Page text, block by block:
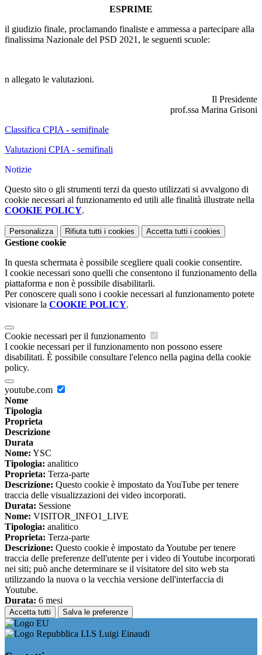
ESPRIME
il giudizio finale, proclamando finaliste e ammessa a partecipare alla
finalissima Nazionale del PSD 2021, le seguenti scuole:
n allegato le valutazioni.
Il Presidente
prof.ssa Marina Grisoni
Classifica CPIA - semifinale
Valutazioni CPIA - semifinali
Notizie
Questo sito o gli strumenti terzi da questo utilizzati si avvalgono di
cookie necessari al funzionamento ed utili alle finalità illustrate nella
COOKIE POLICY.
Personalizza Rifiuta tutti i cookies Accetta tutti i cookies
Gestione cookie
In questa schermata è possibile scegliere quali cookie consentire.
I cookie necessari sono quelli che consentono il funzionamento della
piattaforma e non è possibile disabilitarli.
Per conoscere quali sono i cookie necessari al funzionamento potete
visionare la COOKIE POLICY.
Cookie necessari per il funzionamento
I cookie necessari per il funzionamento non possono essere
disabilitati. È possibile consultare l'elenco nella pagina della cookie
policy.
youtube.com
Nome
Tipologia
Proprieta
Descrizione
Durata
Nome: YSC
Tipologia: analitico
Proprieta: Terza-parte
Descrizione: Questo cookie è impostato da YouTube per tenere
traccia delle visualizzazioni dei video incorporati.
Durata: Sessione
Nome: VISITOR_INFO1_LIVE
Tipologia: analitico
Proprieta: Terza-parte
Descrizione: Questo cookie è impostato da Youtube per tenere
traccia delle preferenze dell'utente per i video di Youtube incorporati
nei siti; può anche determinare se il visitatore del sito web sta
utilizzando la nuova o la vecchia versione dell'interfaccia di
Youtube.
Durata: 6 mesi
Accetta tutti Salva le preferenze
I.I.S Luigi Einaudi